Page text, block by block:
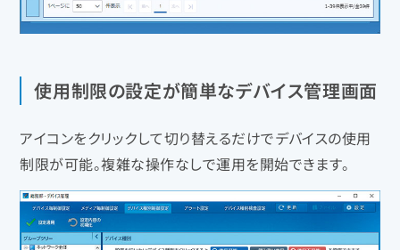
使用制限の設定が簡単なデバイス管理画面
アイコンをクリックして切り替えるだけでデバイスの使用
制限が可能。複雑な操作なしで運用を開始できます。